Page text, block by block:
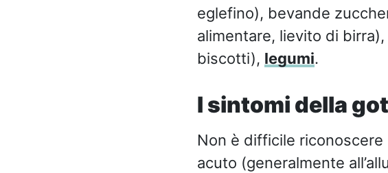
eglefino), bevande
alimentare, lievito di
biscotti), legumi.
I sintomi della
Non è difficile
acuto (generalmente